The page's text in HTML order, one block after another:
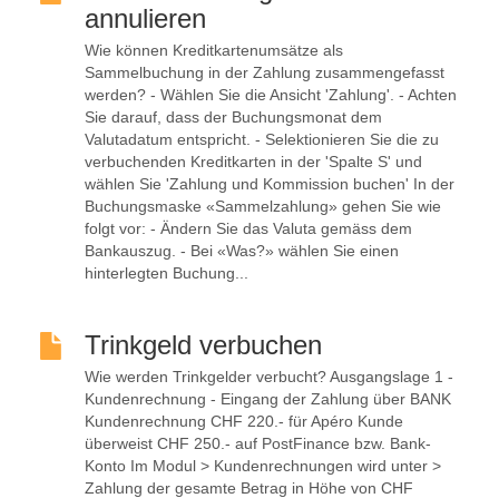
annulieren
Wie können Kreditkartenumsätze als
Sammelbuchung in der Zahlung zusammengefasst
werden? - Wählen Sie die Ansicht 'Zahlung'. - Achten
Sie darauf, dass der Buchungsmonat dem
Valutadatum entspricht. - Selektionieren Sie die zu
verbuchenden Kreditkarten in der 'Spalte S' und
wählen Sie 'Zahlung und Kommission buchen' In der
Buchungsmaske «Sammelzahlung» gehen Sie wie
folgt vor: - Ändern Sie das Valuta gemäss dem
Bankauszug. - Bei «Was?» wählen Sie einen
hinterlegten Buchung...
Trinkgeld verbuchen
Wie werden Trinkgelder verbucht? Ausgangslage 1 -
Kundenrechnung - Eingang der Zahlung über BANK
Kundenrechnung CHF 220.- für Apéro Kunde
überweist CHF 250.- auf PostFinance bzw. Bank-
Konto Im Modul > Kundenrechnungen wird unter >
Zahlung der gesamte Betrag in Höhe von CHF